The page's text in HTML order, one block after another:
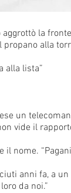
la
alla
alla lista”
un
vide il
nome.
anni fa, a
da noi.”